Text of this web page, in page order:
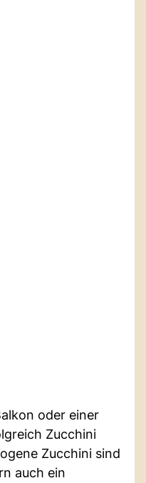
oder einer
Zucchini
Zucchini sind
auch ein